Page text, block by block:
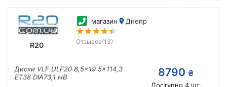
R20
магазин Днепр
Отзывов(13)
Диски VLF ULF20 8,5x19 5x114,3
ET38 DIA73,1 HB
8790 ₴
Доступно 4шт.